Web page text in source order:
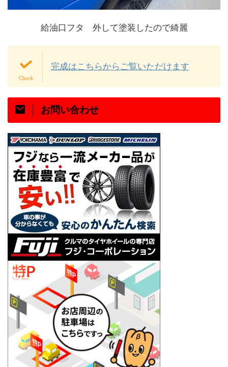
給油口フタ 外して塗装したので綺麗
完成はこちらからご覧いただけます
お問い合わせ